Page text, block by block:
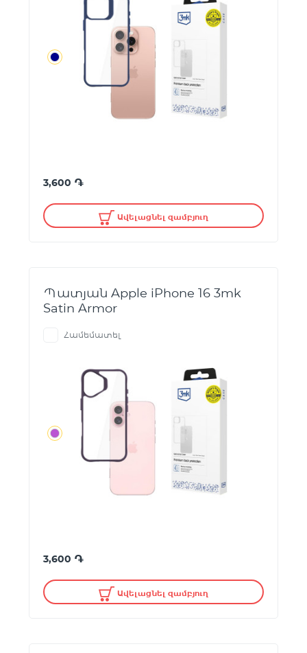
3,600 ֏
Ավելացնել զամբյուղ
Պատյան Apple iPhone 16 3mk
Satin Armor
Համեմատել
3,600 ֏
Ավելացնել զամբյուղ